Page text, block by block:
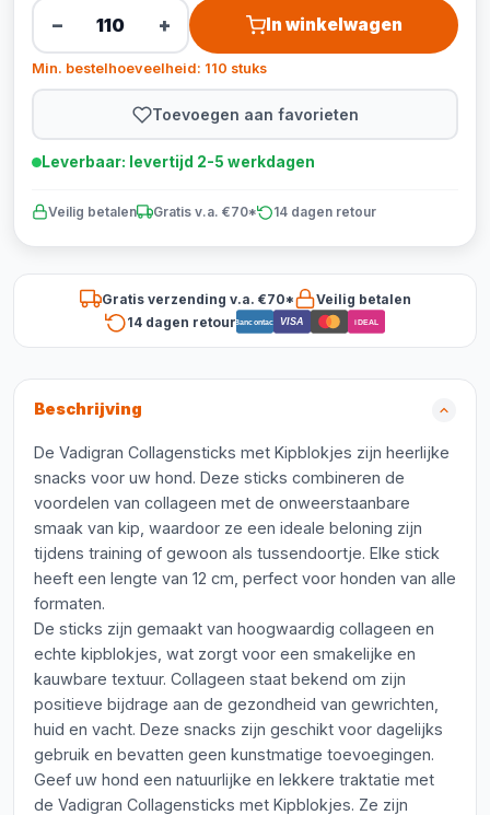
− + In winkelwagen
Min. bestelhoeveelheid: 110 stuks
Toevoegen aan favorieten
Leverbaar: levertijd 2-5 werkdagen
Veilig betalen Gratis v.a. €70* 14 dagen retour
Gratis verzending v.a. €70*
Veilig betalen
14 dagen retourBancontact VISA iDEAL
Beschrijving
De Vadigran Collagensticks met Kipblokjes zijn heerlijke
snacks voor uw hond. Deze sticks combineren de
voordelen van collageen met de onweerstaanbare
smaak van kip, waardoor ze een ideale beloning zijn
tijdens training of gewoon als tussendoortje. Elke stick
heeft een lengte van 12 cm, perfect voor honden van alle
formaten.
De sticks zijn gemaakt van hoogwaardig collageen en
echte kipblokjes, wat zorgt voor een smakelijke en
kauwbare textuur. Collageen staat bekend om zijn
positieve bijdrage aan de gezondheid van gewrichten,
huid en vacht. Deze snacks zijn geschikt voor dagelijks
gebruik en bevatten geen kunstmatige toevoegingen.
Geef uw hond een natuurlijke en lekkere traktatie met
de Vadigran Collagensticks met Kipblokjes. Ze zijn